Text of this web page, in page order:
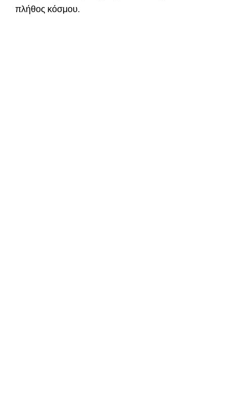
πλήθος κόσμου.